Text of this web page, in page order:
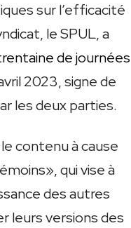
sur l’efficacité
le SPUL, a
de journées
2023, signe de
les deux parties.
contenu à cause
qui vise à
des autres
leurs versions des